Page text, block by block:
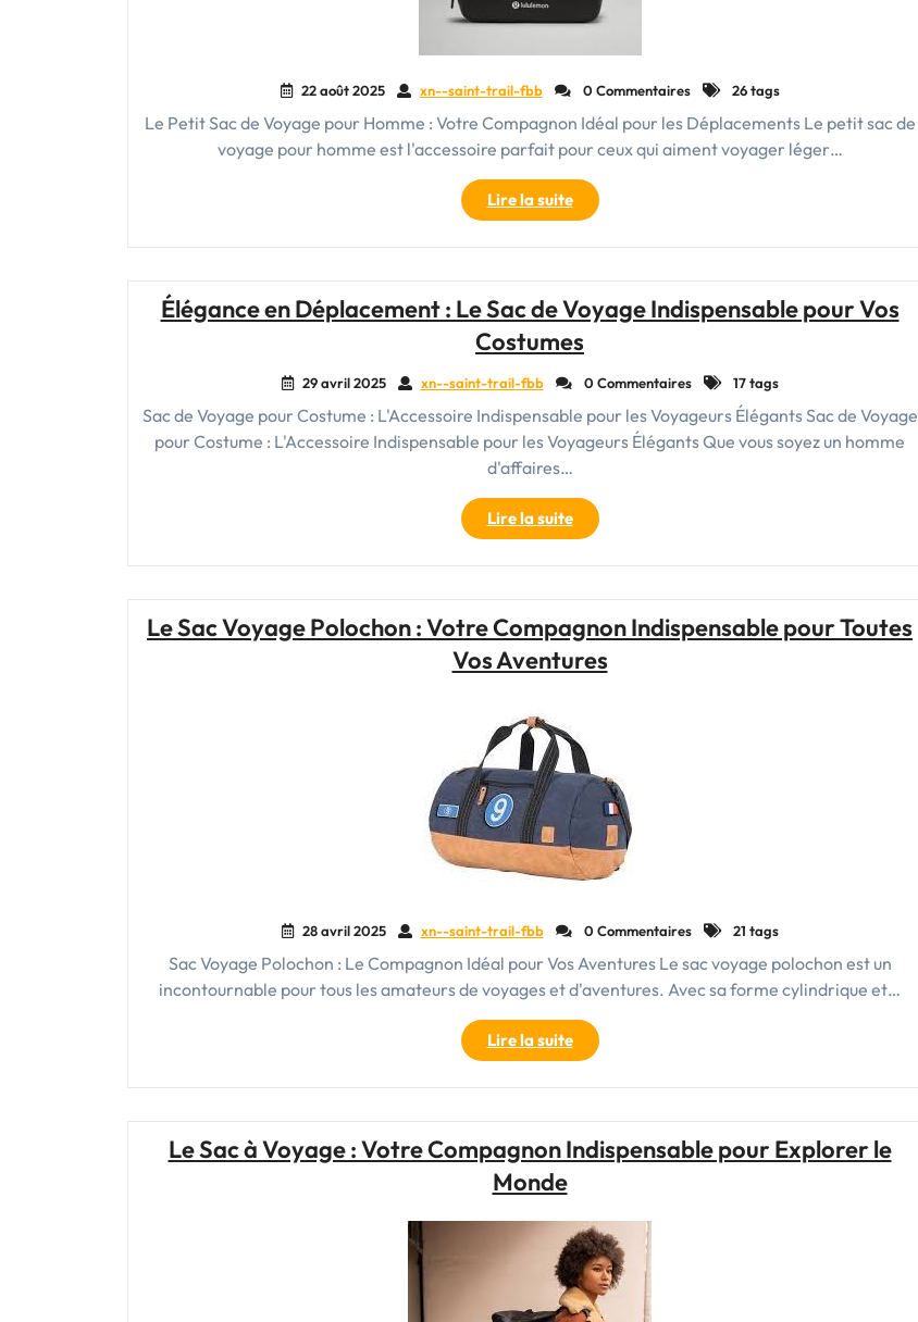
22 août 2025 xn--saint-trail-fbb 0 Commentaires 26 tags
Le Petit Sac de Voyage pour Homme : Votre Compagnon Idéal pour les Déplacements Le petit sac de
voyage pour homme est l'accessoire parfait pour ceux qui aiment voyager léger…
Lire la suite"Le
Petit
Sac
Indispensable
pour
Moderne"
Élégance en Déplacement : Le Sac de Voyage Indispensable pour Vos
Costumes
29 avril 2025 xn--saint-trail-fbb 0 Commentaires 17 tags
Sac de Voyage pour Costume : L'Accessoire Indispensable pour les Voyageurs Élégants Sac de Voyage
pour Costume : L'Accessoire Indispensable pour les Voyageurs Élégants Que vous soyez un homme
d'affaires…
Lire la suite"Élégance
en
Déplacement
Sac
de
pour
Vos
Costumes"
Le Sac Voyage Polochon : Votre Compagnon Indispensable pour Toutes
Vos Aventures
28 avril 2025 xn--saint-trail-fbb 0 Commentaires 21 tags
Sac Voyage Polochon : Le Compagnon Idéal pour Vos Aventures Le sac voyage polochon est un
incontournable pour tous les amateurs de voyages et d'aventures. Avec sa forme cylindrique et…
Lire la suite"Le
Sac
Voyage
Votre
pour
Toutes
Vos
Aventures"
Le Sac à Voyage : Votre Compagnon Indispensable pour Explorer le
Monde